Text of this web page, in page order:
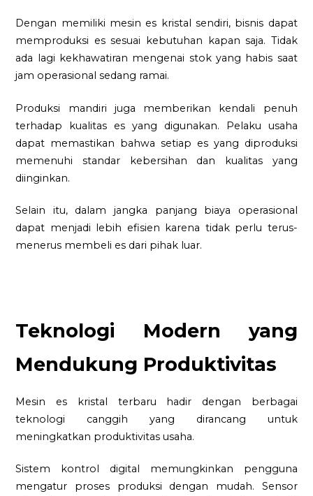
Dengan memiliki mesin es kristal sendiri, bisnis dapat
memproduksi es sesuai kebutuhan kapan saja. Tidak
ada lagi kekhawatiran mengenai stok yang habis saat
jam operasional sedang ramai.
Produksi mandiri juga memberikan kendali penuh
terhadap kualitas es yang digunakan. Pelaku usaha
dapat memastikan bahwa setiap es yang diproduksi
memenuhi standar kebersihan dan kualitas yang
diinginkan.
Selain itu, dalam jangka panjang biaya operasional
dapat menjadi lebih efisien karena tidak perlu terus-
menerus membeli es dari pihak luar.
Teknologi Modern yang
Mendukung Produktivitas
Mesin es kristal terbaru hadir dengan berbagai
teknologi canggih yang dirancang untuk
meningkatkan produktivitas usaha.
Sistem kontrol digital memungkinkan pengguna
mengatur proses produksi dengan mudah. Sensor